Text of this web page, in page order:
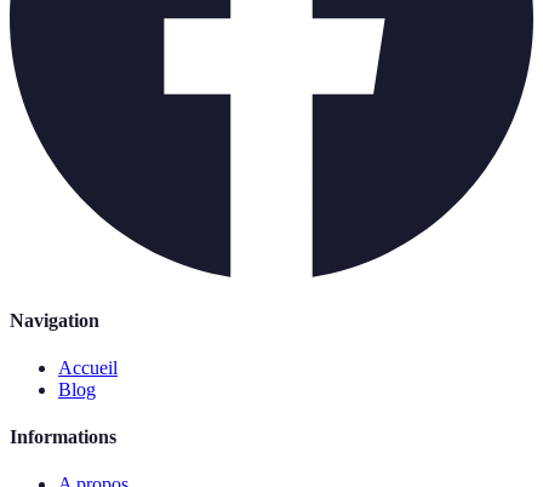
Navigation
Accueil
Blog
Informations